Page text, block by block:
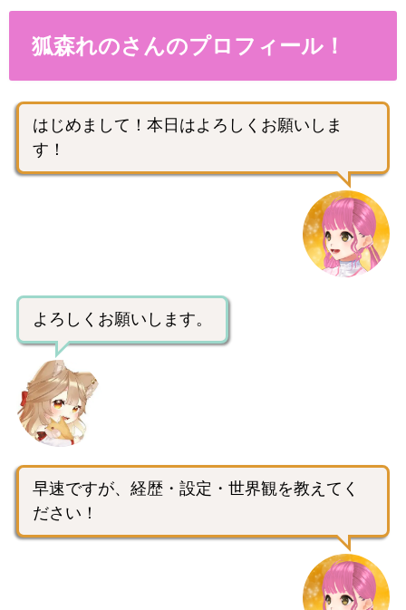
狐森れのさんのプロフィール！
はじめまして！本日はよろしくお願いしま
す！
よろしくお願いします。
早速ですが、経歴・設定・世界観を教えてく
ださい！